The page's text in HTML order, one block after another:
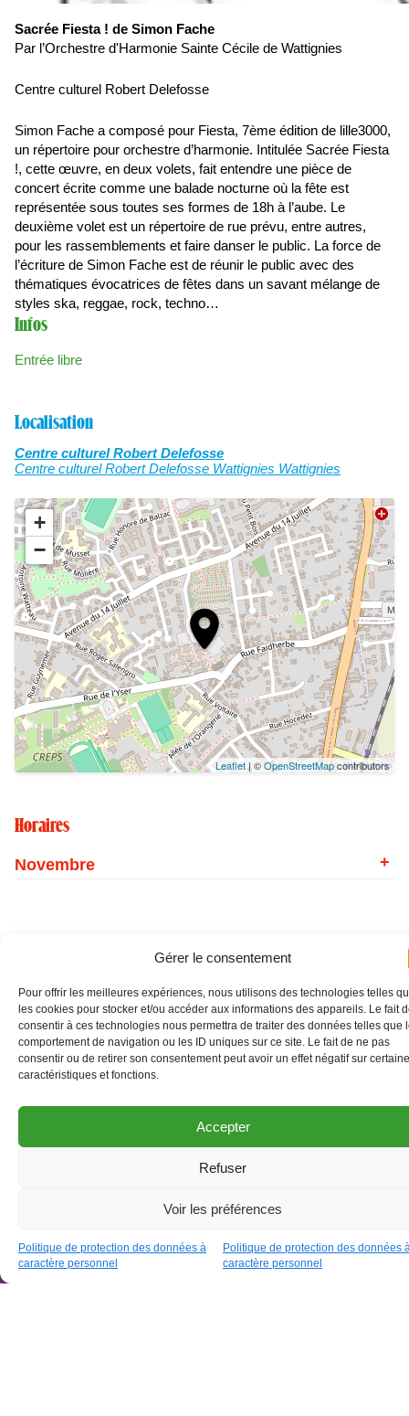
Gérer le consentement
Pour offrir les meilleures expériences, nous utilisons des technologies telles
les cookies pour stocker et/ou accéder aux informations des appareils. Le fait
consentir à ces technologies nous permettra de traiter des données telles que
comportement de navigation ou les ID uniques sur ce site. Le fait de ne pas
consentir ou de retirer son consentement peut avoir un effet négatif sur
caractéristiques et fonctions.
Accepter
Refuser
Voir les préférences
Politique de protection des données à
caractère personnel
Politique de protection des données
caractère personnel
Agenda
Sacrée Fiesta ! de Simon Fache
Par l’Orchestre d'Harmonie Sainte Cécile de Wattignies
Centre culturel Robert Delefosse
Simon Fache a composé pour Fiesta, 7ème édition de lille3000,
un répertoire pour orchestre d’harmonie. Intitulée Sacrée Fiesta
!, cette œuvre, en deux volets, fait entendre une pièce de
concert écrite comme une balade nocturne où la fête est
représentée sous toutes ses formes de 18h à l’aube. Le
deuxième volet est un répertoire de rue prévu, entre autres,
pour les rassemblements et faire danser le public. La force de
l’écriture de Simon Fache est de réunir le public avec des
thématiques évocatrices de fêtes dans un savant mélange de
styles ska, reggae, rock, techno…
Infos
Entrée libre
Localisation
Centre culturel Robert Delefosse
Centre culturel Robert Delefosse Wattignies Wattignies
+
−
Leaflet| ©OpenStreetMapcontributors
Horaires
Novembre
Fiesta Finale : week-end de